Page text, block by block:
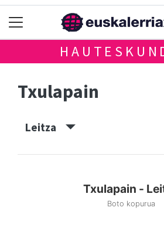
Txulapain
Leitza
Txulapain -
Boto kopurua